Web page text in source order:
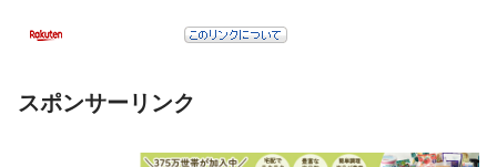
スポンサーリンク